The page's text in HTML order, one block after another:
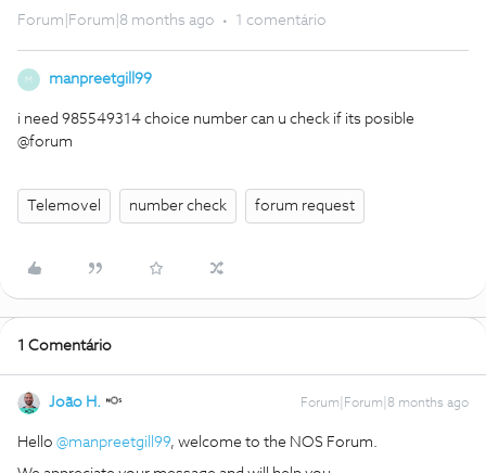
Forum|Forum|8 months ago 1 comentário
M manpreetgill99
i need 985549314 choice number can u check if its posible
@forum
Telemovel number check forum request
1 Comentário
João H. Forum|Forum|8 months ago
Hello ​ @manpreetgill99, welcome to the NOS Forum.